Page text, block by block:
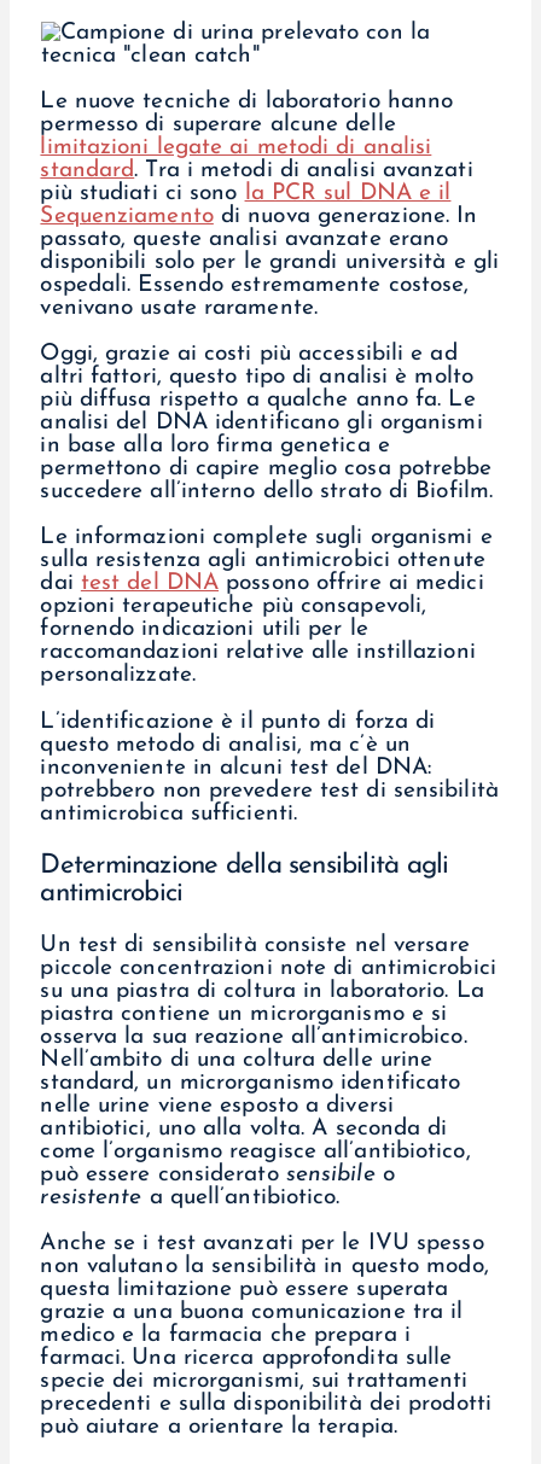
Le nuove tecniche di laboratorio hanno
permesso di superare alcune delle
limitazioni legate ai metodi di analisi
standard. Tra i metodi di analisi avanzati
più studiati ci sono la PCR sul DNA e il
Sequenziamentodi nuova generazione. In
passato, queste analisi avanzate erano
disponibili solo per le grandi università e gli
ospedali. Essendo estremamente costose,
venivano usate raramente.
Oggi, grazie ai costi più accessibili e ad
altri fattori, questo tipo di analisi è molto
più diffusa rispetto a qualche anno fa. Le
analisi del DNA identificano gli organismi
in base alla loro firma genetica e
permettono di capire meglio cosa potrebbe
succedere all’interno dello strato di Biofilm.
Le informazioni complete sugli organismi e
sulla resistenza agli antimicrobici ottenute
dai test del DNA possono offrire ai medici
opzioni terapeutiche più consapevoli,
fornendo indicazioni utili per le
raccomandazioni relative alle instillazioni
personalizzate.
L’identificazione è il punto di forza di
questo metodo di analisi, ma c’è un
inconveniente in alcuni test del DNA:
potrebbero non prevedere test di sensibilità
antimicrobica sufficienti.
Determinazione della sensibilità agli
antimicrobici
Un test di sensibilità consiste nel versare
piccole concentrazioni note di antimicrobici
su una piastra di coltura in laboratorio. La
piastra contiene un microrganismo e si
osserva la sua reazione all’antimicrobico.
Nell’ambito di una coltura delle urine
standard, un microrganismo identificato
nelle urine viene esposto a diversi
antibiotici, uno alla volta. A seconda di
come l’organismo reagisce all’antibiotico,
può essere considerato sensibileo
resistente a quell’antibiotico.
Anche se i test avanzati per le IVU spesso
non valutano la sensibilità in questo modo,
questa limitazione può essere superata
grazie a una buona comunicazione tra il
medico e la farmacia che prepara i
farmaci. Una ricerca approfondita sulle
specie dei microrganismi, sui trattamenti
precedenti e sulla disponibilità dei prodotti
può aiutare a orientare la terapia.